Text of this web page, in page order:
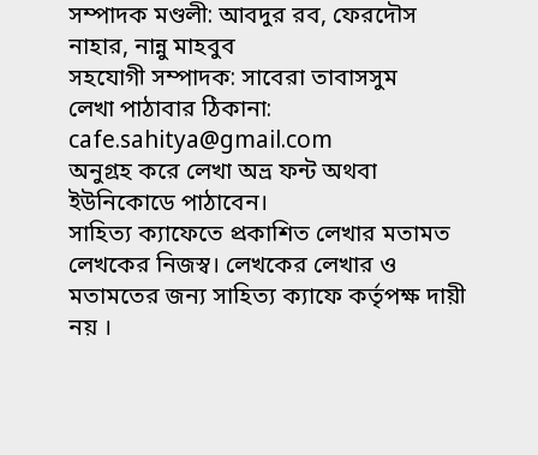
সম্পাদক মণ্ডলী: আবদুর রব, ফেরদৌস
নাহার, নান্নু মাহবুব
সহযোগী সম্পাদক: সাবেরা তাবাসসুম
লেখা পাঠাবার ঠিকানা:
cafe.sahitya@gmail.com
অনুগ্রহ করে লেখা অভ্র ফন্ট অথবা
ইউনিকোডে পাঠাবেন।
সাহিত্য ক্যাফেতে প্রকাশিত লেখার মতামত
লেখকের নিজস্ব। লেখকের লেখার ও
মতামতের জন্য সাহিত্য ক্যাফে কর্তৃপক্ষ দায়ী
নয় ।